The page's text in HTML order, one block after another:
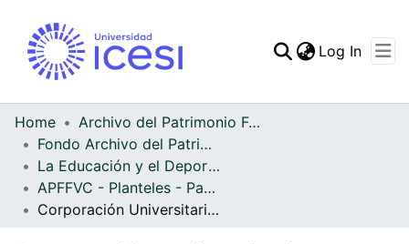
Log In
Home
Archivo del Patrimonio Fotográfico y Fílmico del Valle del Cauca
Fondo Archivo del Patrimonio Fotográfico y Fílmico del Valle del Cauca
La Educación y el Deporte
APFFVC - Planteles - Patrimonial
Corporación Universitaria Autonóma de Occidente, edificio donde funcionaba la División de Ciencias en el Barrio Alameda